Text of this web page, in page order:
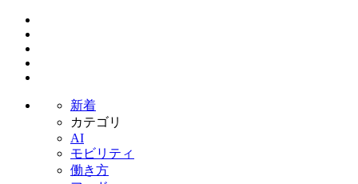
新着
カテゴリ
AI
モビリティ
働き方